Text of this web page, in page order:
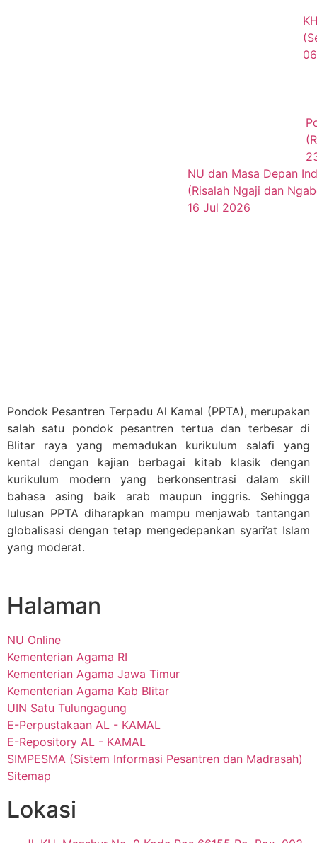
NU dan Masa Depan
(Risalah Ngaji dan
16 Jul 2026
Pondok Pesantren Terpadu Al Kamal (PPTA), merupakan
salah satu pondok pesantren tertua dan terbesar di
Blitar raya yang memadukan kurikulum salafi yang
kental dengan kajian berbagai kitab klasik dengan
kurikulum modern yang berkonsentrasi dalam skill
bahasa asing baik arab maupun inggris. Sehingga
lulusan PPTA diharapkan mampu menjawab tantangan
globalisasi dengan tetap mengedepankan syari’at Islam
yang moderat.
Halaman
NU Online
Kementerian Agama RI
Kementerian Agama Jawa Timur
Kementerian Agama Kab Blitar
UIN Satu Tulungagung
E-Perpustakaan AL - KAMAL
E-Repository AL - KAMAL
SIMPESMA (Sistem Informasi Pesantren dan Madrasah)
Sitemap
Lokasi